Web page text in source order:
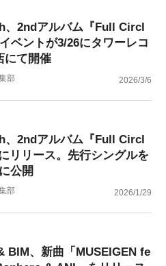
、2ndアルバム『Full Circl
ベントが3/26にタワーレコ
にて開催
部 2026/3/6
、2ndアルバム『Full Circl
リリース。先行シングルを
公開
部 2026/1/29
BIM、新曲「MUSEIGEN fe